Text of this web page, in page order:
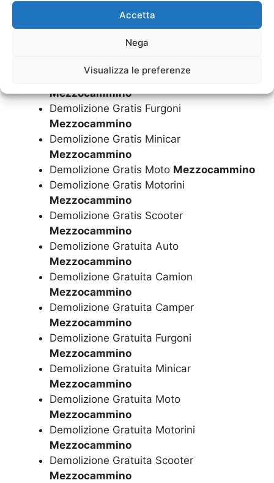
Accetta
Nega
Visualizza le preferenze
Demolizione FurgoniMezzocammino
Demolizione Gratis AutoMezzocammino
Demolizione Gratis Camion
Demolizione Gratis Camper
Mezzocammino
Demolizione Gratis Furgoni
Mezzocammino
Demolizione Gratis Minicar
Mezzocammino
Demolizione Gratis Moto Mezzocammino
Demolizione Gratis Motorini
Mezzocammino
Demolizione Gratis Scooter
Mezzocammino
Demolizione Gratuita Auto
Mezzocammino
Demolizione Gratuita Camion
Mezzocammino
Demolizione Gratuita Camper
Mezzocammino
Demolizione Gratuita Furgoni
Mezzocammino
Demolizione Gratuita Minicar
Mezzocammino
Demolizione Gratuita Moto
Mezzocammino
Demolizione Gratuita Motorini
Mezzocammino
Demolizione Gratuita Scooter
Mezzocammino